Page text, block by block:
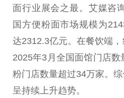
面行业展会之最。艾媒咨
国 方便粉面市场规模为
达2312.3亿元。在餐饮端
2025年3月全国面馆门店
粉门店数量超过34万家。
呈持续上升趋势。